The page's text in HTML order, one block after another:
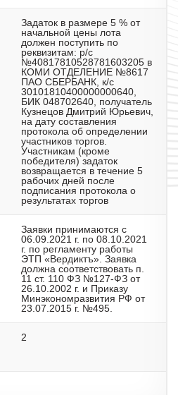
Задаток в размере 5 % от
начальной цены лота
должен поступить по
реквизитам: р/с
№40817810528781603205 в
КОМИ ОТДЕЛЕНИЕ №8617
ПАО СБЕРБАНК, к/с
30101810400000000640,
БИК 048702640, получатель
Кузнецов Дмитрий Юрьевич,
на дату составления
протокола об определении
участников торгов.
Участникам (кроме
победителя) задаток
возвращается в течение 5
рабочих дней после
подписания протокола о
результатах торгов
Заявки принимаются с
06.09.2021 г. по 08.10.2021
г. по регламенту работы
ЭТП «Вердиктъ». Заявка
должна соответствовать п.
11 ст. 110 ФЗ №127-ФЗ от
26.10.2002 г. и Приказу
Минэкономразвития РФ от
23.07.2015 г. №495.
2